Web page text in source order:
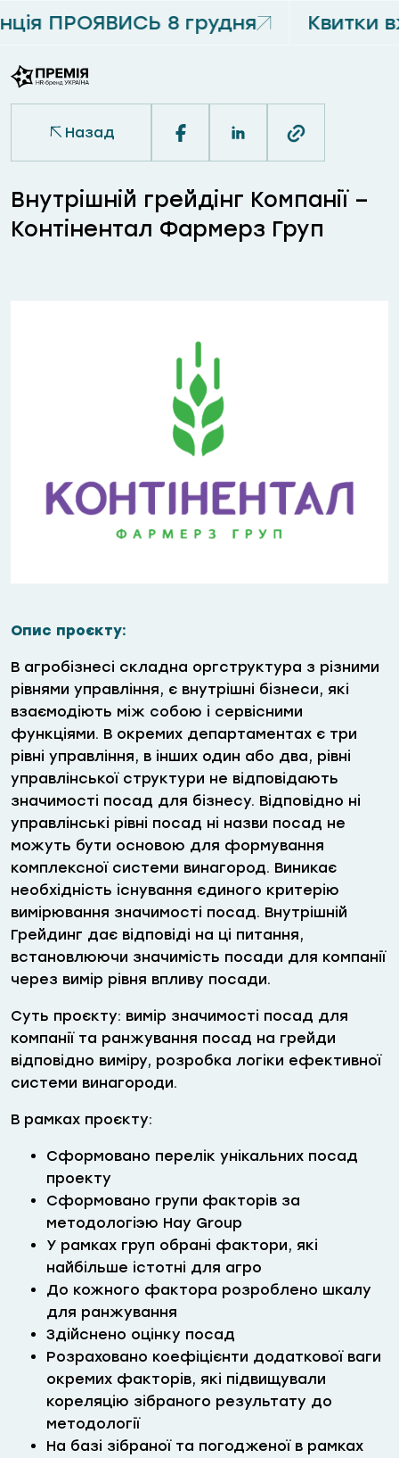
ПРОЯВИСЬ 8 грудня Квитки
Назад
Внутрішній грейдінг Компанії –
Контінентал Фармерз Груп
Опис проєкту:
В агробізнесі складна оргструктура з різними
рівнями управління, є внутрішні бізнеси, які
взаємодіють між собою і сервісними
функціями. В окремих департаментах є три
рівні управління, в інших один або два, рівні
управлінської структури не відповідають
значимості посад для бізнесу. Відповідно ні
управлінські рівні посад ні назви посад не
можуть бути основою для формування
комплексної системи винагород. Виникає
необхідність існування єдиного критерію
вимірювання значимості посад. Внутрішній
Грейдинг дає відповіді на ці питання,
встановлюючи значимість посади для компанії
через вимір рівня впливу посади.
Суть проєкту: вимір значимості посад для
компанії та ранжування посад на грейди
відповідно виміру, розробка логіки ефективної
системи винагороди.
В рамках проєкту:
Сформовано перелік унікальних посад
проекту
Сформовано групи факторів за
методологіэю Hay Group
У рамках груп обрані фактори, які
найбільше істотні для агро
До кожного фактора розроблено шкалу
для ранжування
Здійснено оцінку посад
Розраховано коефіцієнти додаткової ваги
окремих факторів, які підвищували
кореляцію зібраного результату до
методології
На базі зібраної та погодженої в рамках